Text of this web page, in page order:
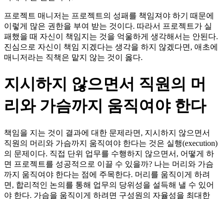
프로젝트 매니저는 프로젝트의 성패를 책임져야 하기 때문에
이렇게 많은 권한을 부여 받는 것이다. 따라서 프로젝트가 실
패했을 때 자신이 책임지는 것을 억울하게 생각해서는 안된다.
진심으로 자신이 책임 지겠다는 생각을 하지 않겠다면, 애초에
매니저라는 직책은 맡지 않는 것이 옳다.
지시하지 않으면서 직원의 머
리와 가슴까지 움직여야 한다
책임을 지는 것이 결과에 대한 문제라면, 지시하지 않으면서
직원의 머리와 가슴까지 움직여야 한다는 것은 실행(execution)
의 문제이다. 직접 단위 업무를 수행하지 않으면서, 어떻게 하
면 프로젝트를 성공적으로 이끌 수 있을까? 나는 머리와 가슴
까지 움직여야 한다는 점에 주목한다. 머리를 움직이게 하려
면, 합리적인 논의를 통해 업무의 당위성을 설득해 낼 수 있어
야 한다. 가슴을 움직이게 하려면 구성원의 자율성을 최대한